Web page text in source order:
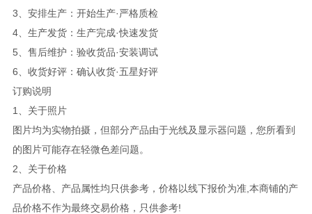
3、安排生产：开始生产·严格质检
4、生产发货：生产完成·快速发货
5、售后维护：验收货品·安装调试
6、收货好评：确认收货·五星好评
订购说明
1、关于照片
图片均为实物拍摄，但部分产品由于光线及显示器问题，您所看到
的图片可能存在轻微色差问题。
2、关于价格
产品价格、产品属性均只供参考，价格以线下报价为准,本商铺的产
品价格不作为最终交易价格，只供参考!